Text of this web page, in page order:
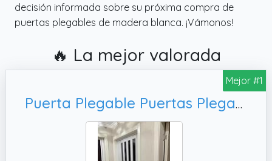
decisión informada sobre su próxima compra de
puertas plegables de madera blanca. ¡Vámonos!
🔥 La mejor valorada
Mejor #1
Puerta Plegable Puertas Plegables Extra Anchas de Plástico Interno, Puerta Plegable para Puerta Que Ahorra Espacio(98cmx101cm/38.6inx3